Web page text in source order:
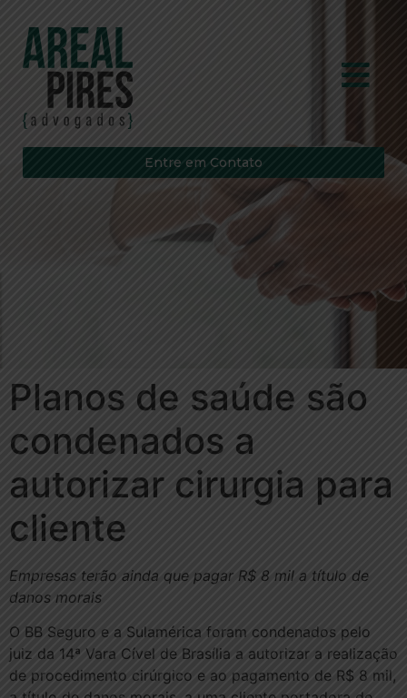
Entre em Contato
Planos de saúde são
condenados a
autorizar cirurgia para
cliente
Empresas terão ainda que pagar R$ 8 mil a título de
danos morais
O BB Seguro e a Sulamérica foram condenados pelo
juiz da 14ª Vara Cível de Brasília a autorizar a realização
de procedimento cirúrgico e ao pagamento de R$ 8 mil,